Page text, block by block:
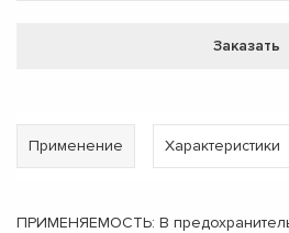
Заказать
Применение Характеристики
ПРИМЕНЯЕМОСТЬ: В